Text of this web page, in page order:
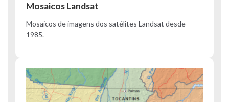
Mosaicos Landsat
Mosaicos de imagens dos satélites Landsat desde
1985.